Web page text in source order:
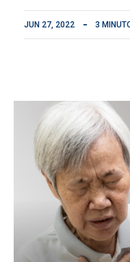
JUN 27, 2022 3